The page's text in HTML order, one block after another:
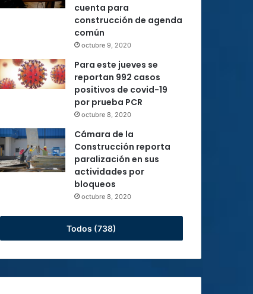
cuenta para
construcción de agenda
común
octubre 9, 2020
Para este jueves se
reportan 992 casos
positivos de covid-19
por prueba PCR
octubre 8, 2020
Cámara de la
Construcción reporta
paralización en sus
actividades por
bloqueos
octubre 8, 2020
Todos (738)